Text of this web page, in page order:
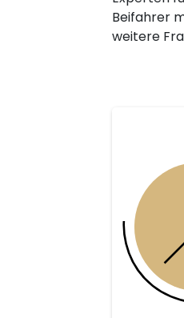
Beifahrer
weitere